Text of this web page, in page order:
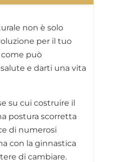
non è solo
per il tuo
come può
e darti una vita
su cui costruire il
postura scorretta
di numerosi
con la ginnastica
di cambiare.